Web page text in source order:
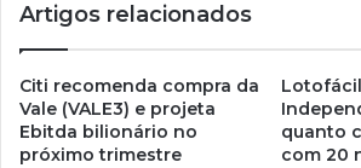
Artigos relacionados
Citi recomenda compra da
Vale (VALE3) e projeta
Ebitda bilionário no
próximo trimestre
quanto
com 20